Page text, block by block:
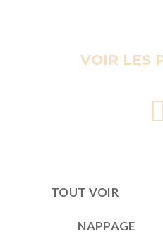
VOIR LES
TOUT VOIR
NAPPAGE